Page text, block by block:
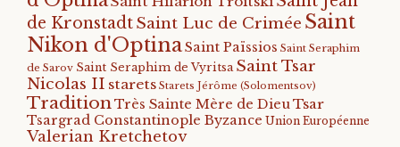
de KronstadtSaint Luc de Crimée Saint
Nikon d'OptinaSaint Païssios Saint Seraphim
de Sarov Saint Seraphim de Vyritsa Saint Tsar
Nicolas II starets Starets Jérôme (Solomentsov)
TraditionTrès Sainte Mère de DieuTsar
Tsargrad Constantinople Byzance Union Européenne
Valerian Kretchetov